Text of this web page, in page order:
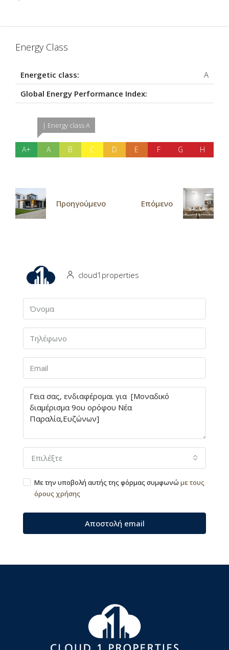
Energy Class
Energetic class:
A
Global Energy Performance Index:
A+
| Energy class A
A B C D E F G H
Προηγούμενο Επόμενο
cloud1properties
Επιλέξτε
Με την υποβολή αυτής της φόρμας συμφωνώ με τους
όρους χρήσης
Αποστολή email